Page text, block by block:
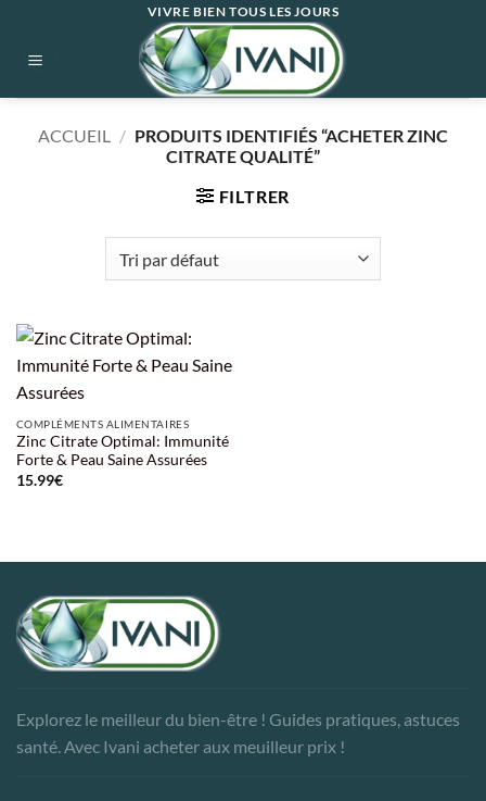
contenu
VIVRE BIEN TOUS LES JOURS
ACCUEIL / PRODUITS IDENTIFIÉS “ACHETER ZINC
CITRATE QUALITÉ”
FILTRER
COMPLÉMENTS ALIMENTAIRES
Zinc Citrate Optimal: Immunité
Forte & Peau Saine Assurées
15.99€
Explorez le meilleur du bien-être ! Guides pratiques, astuces
santé. Avec Ivani acheter aux meuilleur prix !